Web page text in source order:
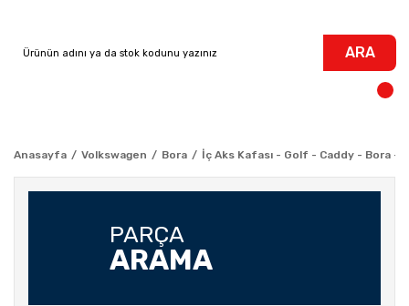
ARA
Anasayfa Volkswagen Bora İç Aks Kafası - Golf - Caddy - Bora
PARÇA
ARAMA